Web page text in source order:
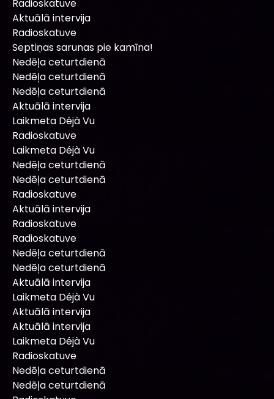
Radioskatuve
Aktuālā intervija
Radioskatuve
Septiņas sarunas pie kamīna!
Nedēļa ceturtdienā
Nedēļa ceturtdienā
Nedēļa ceturtdienā
Aktuālā intervija
Laikmeta Déjà Vu
Radioskatuve
Laikmeta Déjà Vu
Nedēļa ceturtdienā
Nedēļa ceturtdienā
Radioskatuve
Aktuālā intervija
Radioskatuve
Radioskatuve
Nedēļa ceturtdienā
Nedēļa ceturtdienā
Aktuālā intervija
Laikmeta Déjà Vu
Aktuālā intervija
Aktuālā intervija
Laikmeta Déjà Vu
Radioskatuve
Nedēļa ceturtdienā
Nedēļa ceturtdienā